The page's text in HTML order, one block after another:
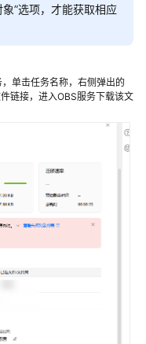
”选项，才能获取相应
单击任务名称，右侧弹出的
链接，进入OBS服务下载该文